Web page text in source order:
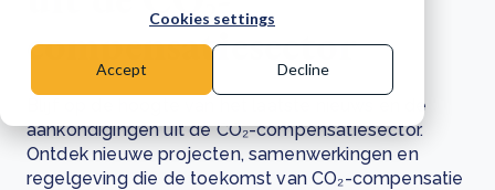
Cookies settings
Accept Decline
compensatiesector
Blijf op de hoogte van het laatste nieuws en de
aankondigingen uit de CO₂-compensatiesector.
Ontdek nieuwe projecten, samenwerkingen en
regelgeving die de toekomst van CO₂-compensatie